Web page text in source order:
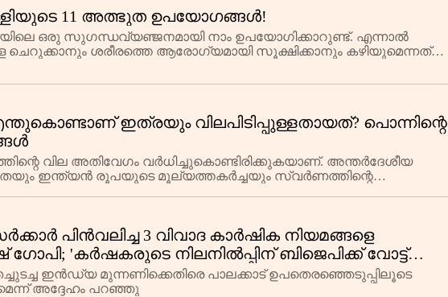
11 അത്ഭുത ഉപയോഗങ്ങൾ!
ഒരു സുഗന്ധവ്യഞ്ജനമായി നാം ഉപയോഗിക്കാറുണ്ട്. എന്നാൽ
ശരീരത്തെ ആരോഗ്യമായി സൂക്ഷിക്കാനും കഴിയുമെന്നത്
ഇത്രയും വിലപിടിപ്പുള്ളതായത്? പൊന്നിന്റെ
വില അതിവേഗം വർധിച്ചുകൊണ്ടിരിക്കുകയാണ്. അന്തർദേശീയ
ഇന്ത്യൻ രൂപയുടെ മൂല്യത്തകർച്ചയും സ്വർണത്തിന്റെ
പിൻവലിച്ച 3 വിവാദ കാർഷിക നിയമങ്ങളെ
'കർഷകരുടെ നിലനിൽപ്പിന് ബിജെപിക്ക് വോട്ട്
ഇൻഡ്യ മുന്നണിക്കെതിരെ പാലക്കാട് ഉപതെരഞ്ഞെടുപ്പിലൂടെ
അദ്ദേഹം പറഞ്ഞു